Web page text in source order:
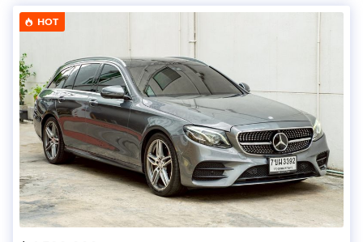
HOT